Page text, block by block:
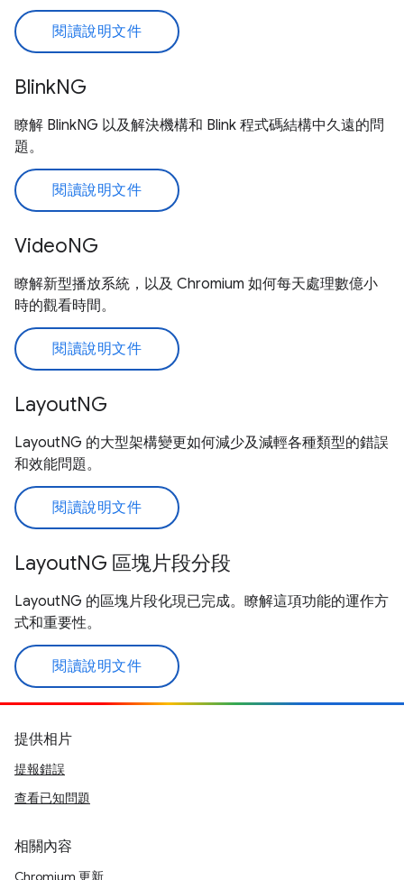
閱讀說明文件
BlinkNG
瞭解 BlinkNG 以及解決機構和 Blink 程式碼結構中久遠的問
題。
閱讀說明文件
VideoNG
瞭解新型播放系統，以及 Chromium 如何每天處理數億小
時的觀看時間。
閱讀說明文件
LayoutNG
LayoutNG 的大型架構變更如何減少及減輕各種類型的錯誤
和效能問題。
閱讀說明文件
LayoutNG 區塊片段分段
LayoutNG 的區塊片段化現已完成。瞭解這項功能的運作方
式和重要性。
閱讀說明文件
提供相片
提報錯誤
查看已知問題
相關內容
Chromium 更新